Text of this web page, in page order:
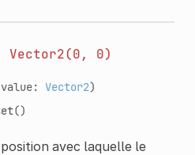
Vector2(0, 0)
Vector2)
()
avec laquelle le